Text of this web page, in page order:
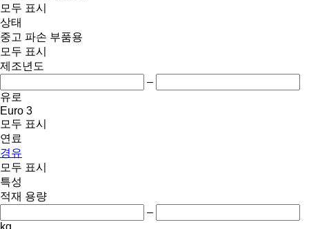
모두 표시
상태
중고 파손 부품용
모두 표시
제조년도
–
유로
Euro 3
모두 표시
연료
경유
모두 표시
특성
적재 용량
–
kg